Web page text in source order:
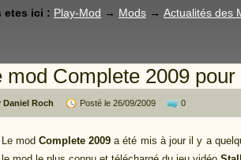
etes ici : Play-Mod → Mods → Actualités des
mod Complete 2009
Daniel Roch Posté le 26/09/2009 0
Le mod Complete 2009 a été mis à jour il y a